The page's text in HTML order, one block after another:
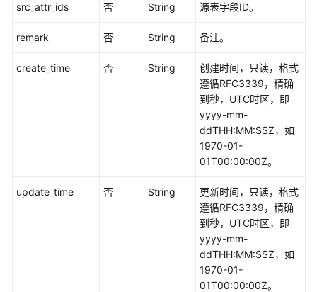
统
限
src_attr_ids 否 String 源表字段ID。
remark 否 String 备注。
create_time 否 String
创建时间，只读，格式
遵循RFC3339，精确
到秒，UTC时区，即
yyyy-mm-
ddTHH:MM:SSZ，如
1970-01-
01T00:00:00Z。
update_time 否 String
更新时间，只读，格式
遵循RFC3339，精确
到秒，UTC时区，即
yyyy-mm-
ddTHH:MM:SSZ，如
1970-01-
01T00:00:00Z。